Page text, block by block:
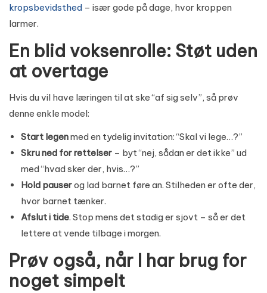
kropsbevidsthed – især gode på dage, hvor kroppen
larmer.
En blid voksenrolle: Støt uden
at overtage
Hvis du vil have læringen til at ske “af sig selv”, så prøv
denne enkle model:
Start legenmed en tydelig invitation: “Skal vi lege…?”
Skru ned for rettelser – byt “nej, sådan er det ikke” ud
med “hvad sker der, hvis…?”
Hold pauserog lad barnet føre an. Stilheden er ofte der,
hvor barnet tænker.
Afslut i tide. Stop mens det stadig er sjovt – så er det
lettere at vende tilbage i morgen.
Prøv også, når I har brug for
noget simpelt